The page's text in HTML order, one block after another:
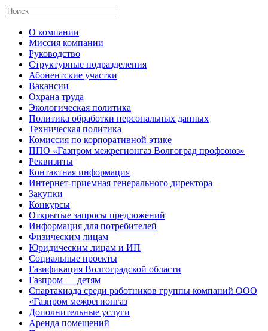
О компании
Миссия компании
Руководство
Структурные подразделения
Абонентские участки
Вакансии
Охрана труда
Экологическая политика
Политика обработки персональных данных
Техническая политика
Комиссия по корпоративной этике
ППО «Газпром межрегионгаз Волгоград профсоюз»
Реквизиты
Контактная информация
Интернет-приемная генерального директора
Закупки
Конкурсы
Открытые запросы предложений
Информация для потребителей
Физическим лицам
Юридическим лицам и ИП
Социальные проекты
Газификация Волгоградской области
Газпром — детям
Спартакиада среди работников группы компаний ООО
«Газпром межрегионгаз
Дополнительные услуги
Аренда помещений